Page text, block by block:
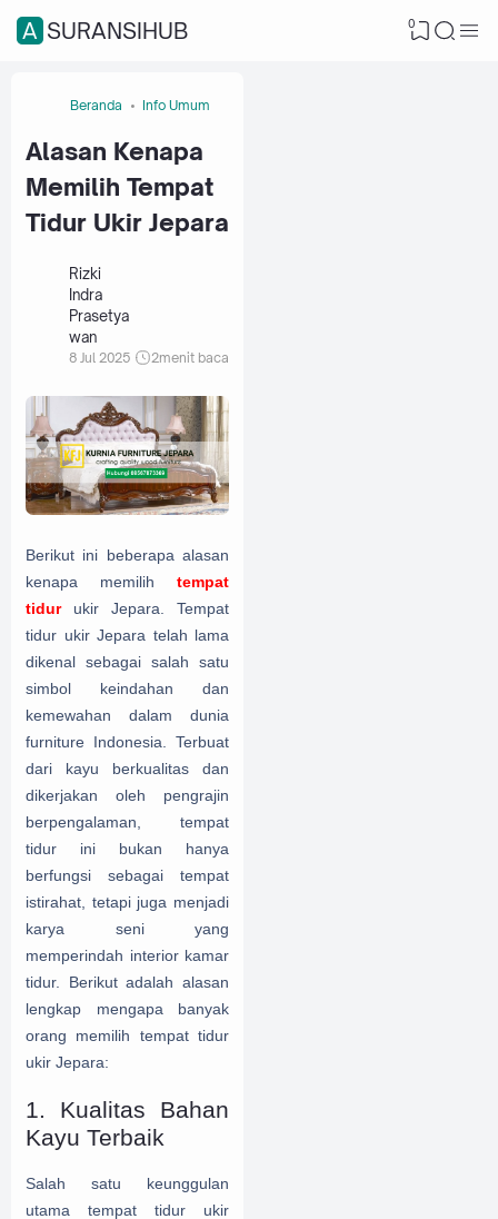
ASURANSIHUB 0
Beranda Info Umum
Alasan Kenapa
Memilih Tempat
Tidur Ukir Jepara
Rizki
Indra
Prasetya
wan
8 Jul 2025 2menit baca
Berikut ini beberapa alasan
kenapa memilih tempat
tidurukir Jepara. Tempat
tidur ukir Jepara telah lama
dikenal sebagai salah satu
simbol keindahan dan
kemewahan dalam dunia
furniture Indonesia. Terbuat
dari kayu berkualitas dan
dikerjakan oleh pengrajin
berpengalaman, tempat
tidur ini bukan hanya
berfungsi sebagai tempat
istirahat, tetapi juga menjadi
karya seni yang
memperindah interior kamar
tidur. Berikut adalah alasan
lengkap mengapa banyak
orang memilih tempat tidur
ukir Jepara:
1. Kualitas Bahan
Kayu Terbaik
Salah satu keunggulan
utama tempat tidur ukir